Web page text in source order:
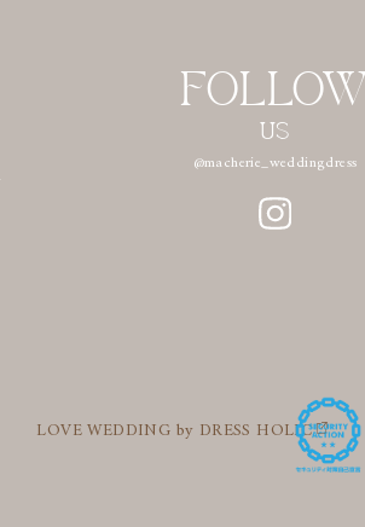
FOLLOW
US
@macherie_weddingdress
LOVE WEDDING by DRESS HOLIC